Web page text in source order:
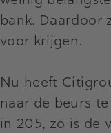
bank. Daardoor
voor krijgen.
Nu heeft
naar de beurs
in 205, zo is de